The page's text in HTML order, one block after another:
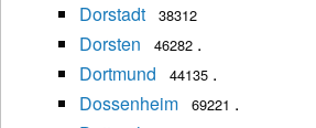
Dorstadt 38312
Dorsten 46282 .
Dortmund
44135 .
Dossenheim
69221 .